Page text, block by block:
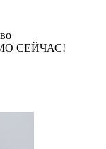
СЕЙЧАС!